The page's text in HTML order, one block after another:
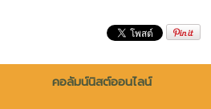
คอลัมน์นิสต์ออนไลน์